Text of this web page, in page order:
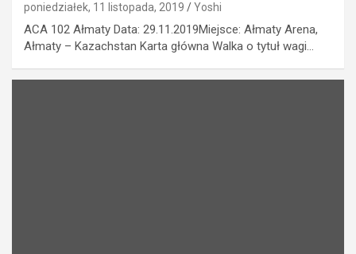
poniedziałek, 11 listopada, 2019 Yoshi
ACA 102 Ałmaty Data: 29.11.2019Miejsce: Ałmaty Arena,
Ałmaty – Kazachstan Karta główna Walka o tytuł wagi…